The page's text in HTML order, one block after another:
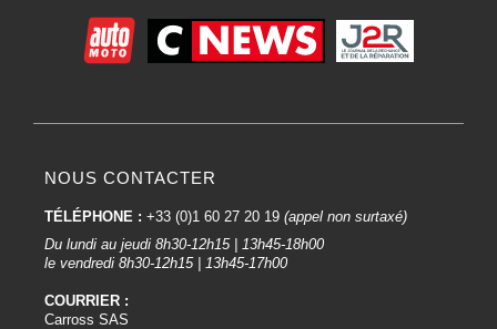
NOUS CONTACTER
TÉLÉPHONE : +33 (0)1 60 27 20 19 (appel non surtaxé)
Du lundi au jeudi 8h30-12h15 | 13h45-18h00
le vendredi 8h30-12h15 | 13h45-17h00
COURRIER :
Carross SAS